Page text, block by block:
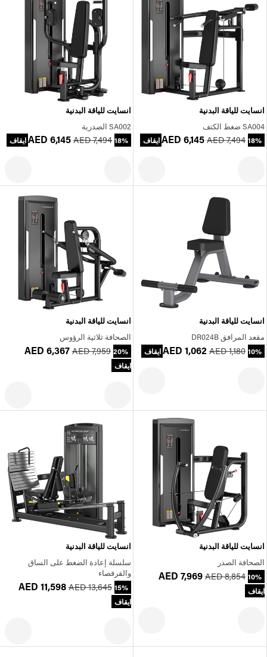
انسايت للياقة البدنية
SA004 ضغط الكتف
AED 6,145 AED 7,494 18% ايقاف
انسايت للياقة البدنية
SA002 الصدرية
AED 6,145 AED 7,494 18% ايقاف
انسايت للياقة البدنية
مقعد المرافق DR024B
AED 1,062 AED 1,180 10% ايقاف
انسايت للياقة البدنية
الصحافة ثلاثية الرؤوس
AED 6,367 AED 7,959 20%
ايقاف
انسايت للياقة البدنية
الصحافة الصدر
AED 7,969 AED 8,854 10%
ايقاف
انسايت للياقة البدنية
سلسلة إعادة الضغط على الساق
والقرفصاء
AED 11,598 AED 13,645 15%
ايقاف